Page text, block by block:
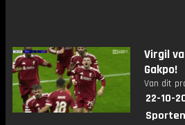
Virgil
Gakpo!
Van dit
22-10-